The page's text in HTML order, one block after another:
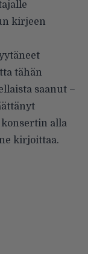
kirjeen
tähän
saanut –
konsertin alla
kirjoittaa.